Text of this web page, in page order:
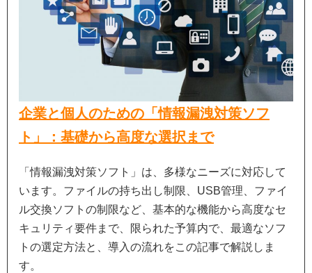
企業と個人のための「情報漏洩対策ソフ
ト」：基礎から高度な選択まで
「情報漏洩対策ソフト」は、多様なニーズに対応して
います。ファイルの持ち出し制限、USB管理、ファイ
ル交換ソフトの制限など、基本的な機能から高度なセ
キュリティ要件まで、限られた予算内で、最適なソフ
トの選定方法と、導入の流れをこの記事で解説しま
す。